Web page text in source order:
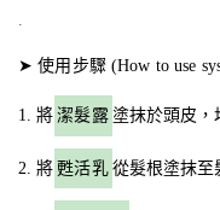
.
➤ 使用步驟 (How to use
1. 將 潔髮露 塗抹於頭皮，
2. 將 甦活乳 從髮根塗抹至